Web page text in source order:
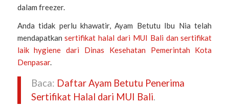
dalam freezer.
Anda tidak perlu khawatir, Ayam Betutu Ibu Nia telah
mendapatkansertifikat halal dari MUI Bali dan sertifikat
laik hygiene dari Dinas Kesehatan Pemerintah Kota
Denpasar.
Baca: Daftar Ayam Betutu Penerima
Sertifikat Halal dari MUI Bali.